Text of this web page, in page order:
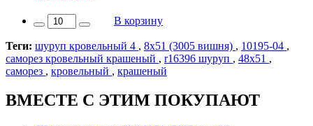
В корзину
Теги: шуруп кровельный 4 , 8х51 (3005 вишня) , 10195-04 ,
саморез кровельный крашеный , r16396 шуруп , 48х51 ,
саморез , кровельный , крашеный
ВМЕСТЕ С ЭТИМ ПОКУПАЮТ